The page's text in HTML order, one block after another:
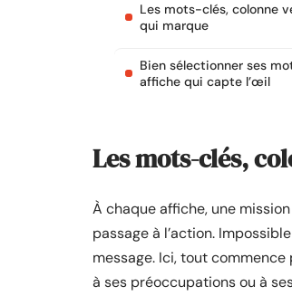
Les mots-clés, colonne
qui marque
Bien sélectionner ses
affiche qui capte l’œil
Les mots-clés,
À chaque affiche, une
passage à l’action.
message. Ici, tout
à ses préoccupations ou à